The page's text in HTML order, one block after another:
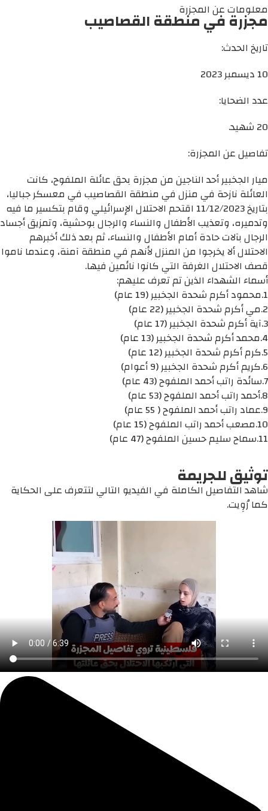
معلومات عن المجزرة
مجزرة في منطقة القصاصيب
تاريخ الحدث:
10 ديسمبر 2023
عدد الضحايا:
20 شهيد.
تفاصيل عن المجزرة:
ميار الجخبير أحد الناجين من مجزرة بحق عائلة الملفوح، كانت
العائلة نازحة في منزل في منطقة القصاصيب في معسكر جباليا،
بتاريخ 11/12/2023 اقتحم الاحتلال الإسرائيلي وقام بتكسير ما فيه
وتدميره، وتعذيب الأطفال والنساء والرجال بوحشية، وتمزيق أجساد
الرجال بآلات حادة أمام الأطفال والنساء، ثم بعد ذلك أخبرهم
الاحتلال ألا يخرجوا من المنزل لأنهم في منطقة آمنة، وعندما ناموا
قصف الاحتلال الغرفة التي كانوا نائمين فيها.
أسماء الشهداء الذين تم تعرف عليهم:
1.محمود أكرم شحدة الجخبير (19 عام)
2.مي أكرم شحدة الجخبير (22 عام)
3.آية أكرم شحدة الجخبير (17 عام)
4.محمد أكرم شحدة الجخبير (13 عام)
5.كرم أكرم شحدة الجخبير (12 عام)
6.كريم أكرم شحدة الجخبير (9 أعوام)
7.سائدة راتب أحمد الملفوح (43 عام)
8.أحمد راتب أحمد الملفوح (53 عام)
9.عماد راتب أحمد الملفوح ( 55 عام)
10.مصعب أحمد راتب الملفوح (15 عام)
11.سماح سليم حسين الملفوح (47 عام)
توثيق للجريمة
شاهد التفاصيل الكاملة في الفيديو التالي لتتعرف على الحكاية
كما رُوِيت.